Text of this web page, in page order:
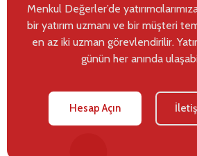
Menkul Değerler’de
bir yatırım uzmanı ve bir müşteri
en az iki uzman görevlendirilir.
günün her anında
Hesap Açın